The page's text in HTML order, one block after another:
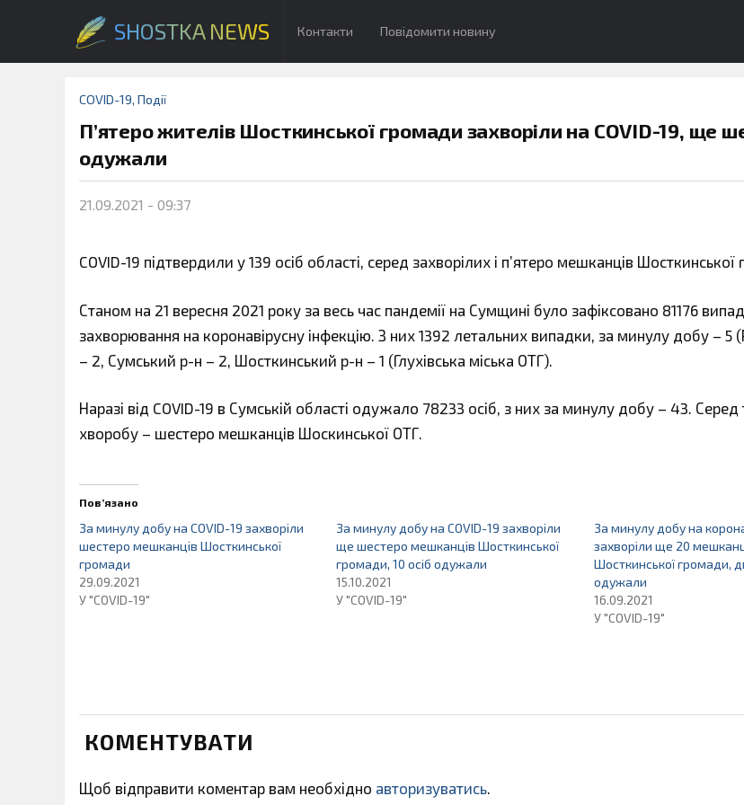
SHOSTKA NEWS Контакти Повідомити новину
COVID-19, Події
П’ятеро жителів Шосткинської громади захворіли на COVID-19, ще
одужали
21.09.2021 - 09:37
COVID-19 підтвердили у 139 осіб області, серед захворілих і п’ятеро мешканців
Станом на 21 вересня 2021 року за весь час пандемії на Сумщині було зафіксовано 81176
захворювання на коронавірусну інфекцію. З них 1392 летальних випадки, за минулу добу – 5
– 2, Сумський р-н – 2, Шосткинський р-н – 1 (Глухівська міська ОТГ).
Наразі від COVID-19 в Сумській області одужало 78233 осіб, з них за минулу добу – 43.
хворобу – шестеро мешканців Шоскинської ОТГ.
Пов’язано
За минулу добу на COVID-19 захворіли
шестеро мешканців Шосткинської
громади
29.09.2021
У "COVID-19"
За минулу добу на COVID-19 захворіли
ще шестеро мешканців Шосткинської
громади, 10 осіб одужали
15.10.2021
У "COVID-19"
За минулу добу на
захворіли ще 20
Шосткинської громади,
одужали
16.09.2021
У "COVID-19"
КОМЕНТУВАТИ
Щоб відправити коментар вам необхідно авторизуватись